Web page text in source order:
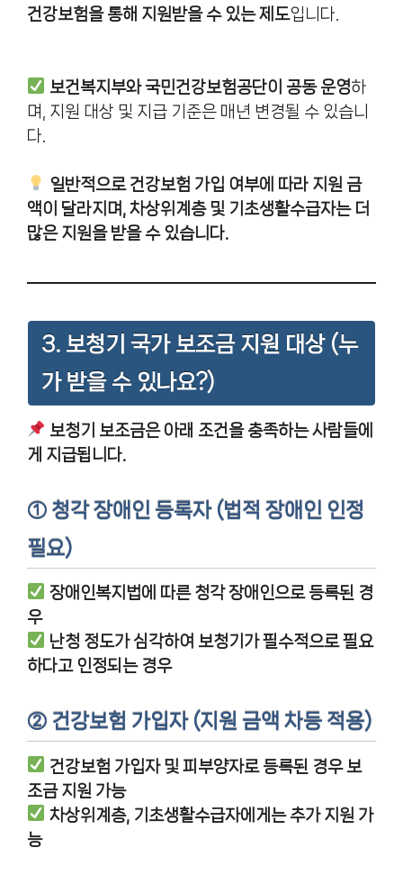
건강보험을 통해 지원받을 수 있는 제도입니다.
보건복지부와 국민건강보험공단이 공동 운영하
며, 지원 대상 및 지급 기준은 매년 변경될 수 있습니
다.
일반적으로 건강보험 가입 여부에 따라 지원 금
액이 달라지며, 차상위계층 및 기초생활수급자는 더
많은 지원을 받을 수 있습니다.
3. 보청기 국가 보조금 지원 대상 (누
가 받을 수 있나요?)
보청기 보조금은 아래 조건을 충족하는 사람들에
게 지급됩니다.
① 청각 장애인 등록자 (법적 장애인 인정
필요)
장애인복지법에 따른 청각 장애인으로 등록된 경
우
난청 정도가 심각하여 보청기가 필수적으로 필요
하다고 인정되는 경우
② 건강보험 가입자 (지원 금액 차등 적용)
건강보험 가입자 및 피부양자로 등록된 경우 보
조금 지원 가능
차상위계층, 기초생활수급자에게는 추가 지원 가
능